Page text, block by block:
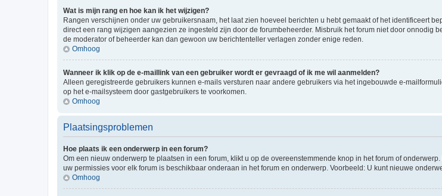
Wat is mijn rang en hoe kan ik het wijzigen?
Rangen verschijnen onder uw gebruikersnaam, het laat zien hoeveel berichten u hebt gemaakt of het identificeert
direct een rang wijzigen aangezien ze ingesteld zijn door de forumbeheerder. Misbruik het forum niet door onnodig
de moderator of beheerder kan dan gewoon uw berichtenteller verlagen zonder enige reden.
Omhoog
Wanneer ik klik op de e-maillink van een gebruiker wordt er gevraagd of ik me wil aanmelden?
Alleen geregistreerde gebruikers kunnen e-mails versturen naar andere gebruikers via het ingebouwde e-
op het e-mailsysteem door gastgebruikers te voorkomen.
Omhoog
Plaatsingsproblemen
Hoe plaats ik een onderwerp in een forum?
Om een nieuw onderwerp te plaatsen in een forum, klikt u op de overeenstemmende knop in het forum of
uw permissies voor elk forum is beschikbaar onderaan in het forum en onderwerp. Voorbeeld: U kunt nieuwe
Omhoog